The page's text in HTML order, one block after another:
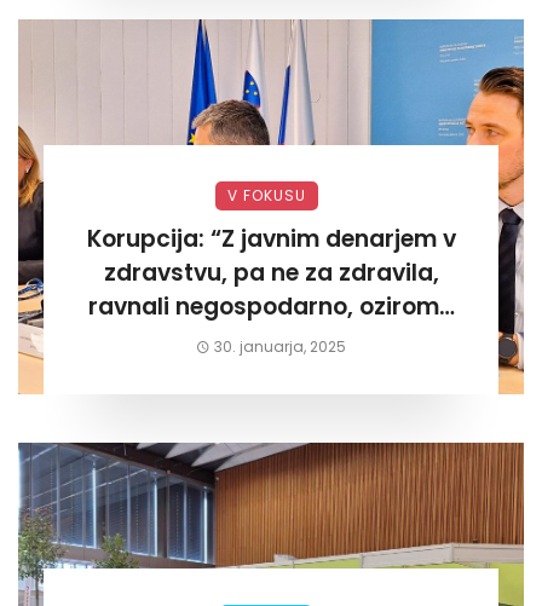
V FOKUSU
Korupcija: “Z javnim denarjem v
zdravstvu, pa ne za zdravila,
ravnali negospodarno, oziroma
za lastni žep. Tokrat na Žalskem«
30. januarja, 2025